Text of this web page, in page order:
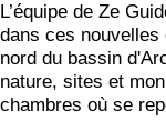
L’équipe de Ze
dans ces
nord du bassin
nature, sites et
chambres où se